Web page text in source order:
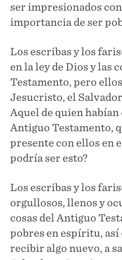
ser impresionados
importancia de ser
Los escribas y los
en la ley de Dios y las
Testamento, pero
Jesucristo, el
Aquel de quien habían
Antiguo Testamento,
presente con ellos en
podría ser esto?
Los escribas y los
orgullosos, llenos y
cosas del Antiguo
pobres en espíritu, así
recibir algo nuevo, a